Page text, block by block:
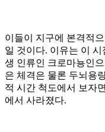
이들이 지구에 본격적
일 것이다. 이유는 이 시
생 인류인 크로마뇽인
은 체격은 물론 두뇌용
적 시간 척도에서 보자
에서 사라졌다.